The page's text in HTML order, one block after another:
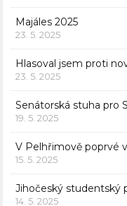
Majáles 2025
23. 5. 2025
Hlasoval jsem proti
23. 5. 2025
Senátorská stuha pro
19. 5. 2025
V Pelhřimově poprvé
15. 5. 2025
Jihočeský studentský
14. 5. 2025